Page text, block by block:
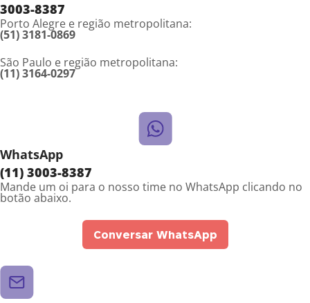
3003-8387
Porto Alegre e região metropolitana:
(51) 3181-0869
São Paulo e região metropolitana:
(11) 3164-0297
WhatsApp
(11) 3003-8387
Mande um oi para o nosso time no WhatsApp clicando no
botão abaixo.
Conversar WhatsApp